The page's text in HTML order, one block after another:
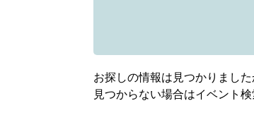
お探しの情報は見つかりました
見つからない場合はイベント